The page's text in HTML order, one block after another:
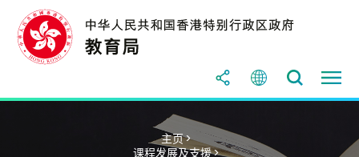
主页 >
课程发展及支援 >